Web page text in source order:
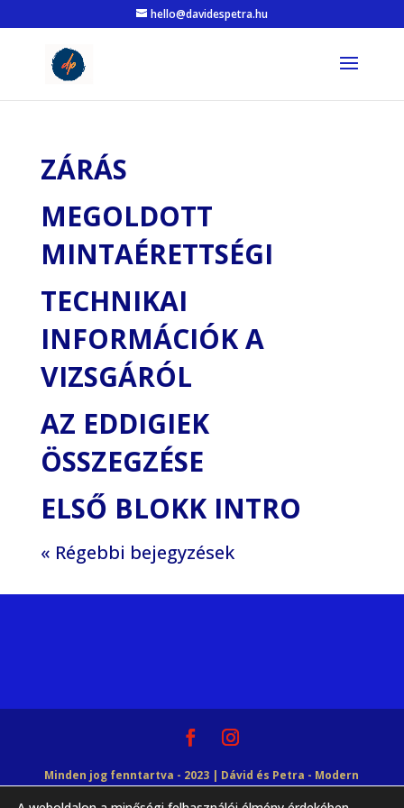
hello@davidespetra.hu
ZÁRÁS
MEGOLDOTT
MINTAÉRETTSÉGI
TECHNIKAI
INFORMÁCIÓK A
VIZSGÁRÓL
AZ EDDIGIEK
ÖSSZEGZÉSE
ELSŐ BLOKK INTRO
« Régebbi bejegyzések
Minden jog fenntartva - 2023 | Dávid és Petra - Modern